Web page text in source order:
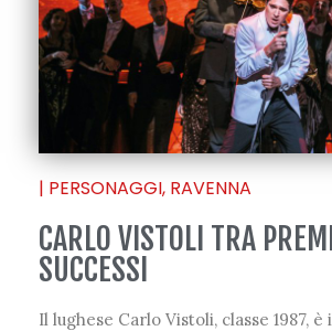
| PERSONAGGI, RAVENNA
CARLO VISTOLI TRA
SUCCESSI
Il lughese Carlo Vistoli, classe 1987,